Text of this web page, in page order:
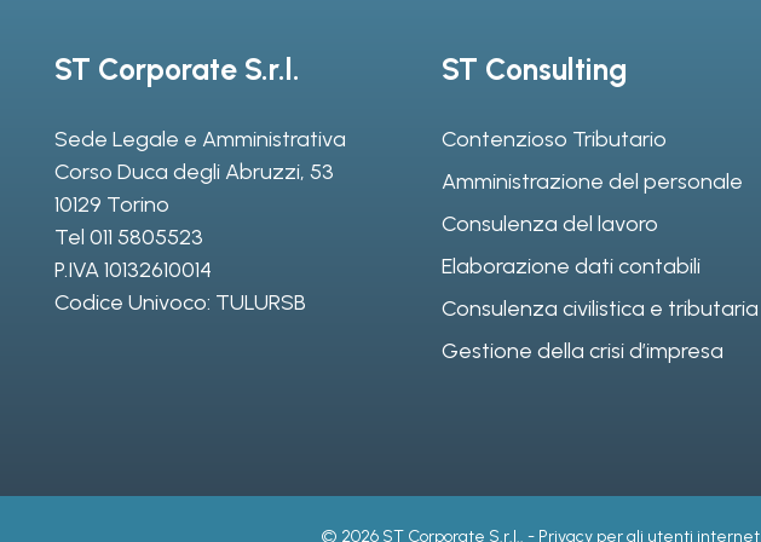
ST Corporate S.r.l.
Sede Legale e Amministrativa
Corso Duca degli Abruzzi, 53
10129 Torino
Tel 011 5805523
P.IVA 10132610014
Codice Univoco: TULURSB
ST Consulting
Contenzioso Tributario
Amministrazione del personale
Consulenza del lavoro
Elaborazione dati contabili
Consulenza civilistica e tributaria
Gestione della crisi d’impresa
© 2026 ST Corporate S.r.l.. - Privacy per gli utenti internet